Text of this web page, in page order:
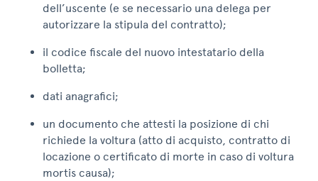
dell’uscente (e se necessario una delega per
autorizzare la stipula del contratto);
il codice fiscale del nuovo intestatario della
bolletta;
dati anagrafici;
un documento che attesti la posizione di chi
richiede la voltura (atto di acquisto, contratto di
locazione o certificato di morte in caso di voltura
mortis causa);